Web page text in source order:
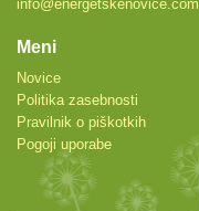
info@energetskenovice.com
Meni
Novice
Politika zasebnosti
Pravilnik o piškotkih
Pogoji uporabe